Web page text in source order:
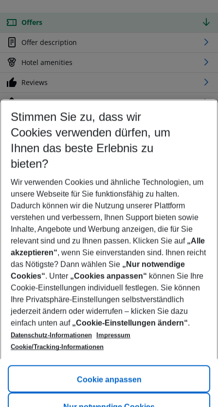
Offers
Offer description
Hotel amenities
Reviews
Location
Customize your offer
Find the perfect deal which suits your best
Your departure airport
Any airport
Select your date range
09/08/26–07/08/27 5-8 nights
Who will travel
2 adults No children
Show more filter
Footer
Footer navigation
Title A
Link A
Stimmen Sie zu, dass wir
Cookies verwenden dürfen, um
Ihnen das beste Erlebnis zu
bieten?
Wir verwenden Cookies und ähnliche Technologien, um
unsere Webseite für Sie funktionsfähig zu halten.
Dadurch können wir die Nutzung unserer Plattform
verstehen und verbessern, Ihnen Support bieten sowie
Inhalte, Angebote und Werbung anzeigen, die für Sie
relevant sind und zu Ihnen passen. Klicken Sie auf „Alle
akzeptieren“, wenn Sie einverstanden sind. Ihnen reicht
das Nötigste? Dann wählen Sie „Nur notwendige
Cookies“. Unter „Cookies anpassen“ können Sie Ihre
Cookie-Einstellungen individuell festlegen. Sie können
Ihre Privatsphäre-Einstellungen selbstverständlich
jederzeit ändern oder widerrufen – klicken Sie dazu
einfach unten auf „Cookie-Einstellungen ändern“.
Datenschutz-Informationen
Impressum
Cookie/Tracking-Informationen
Cookie anpassen